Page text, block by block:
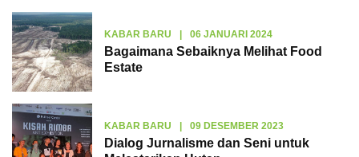
KABAR BARU | 06 JANUARI 2024
Bagaimana Sebaiknya Melihat Food
Estate
KABAR BARU | 09 DESEMBER 2023
Dialog Jurnalisme dan Seni untuk